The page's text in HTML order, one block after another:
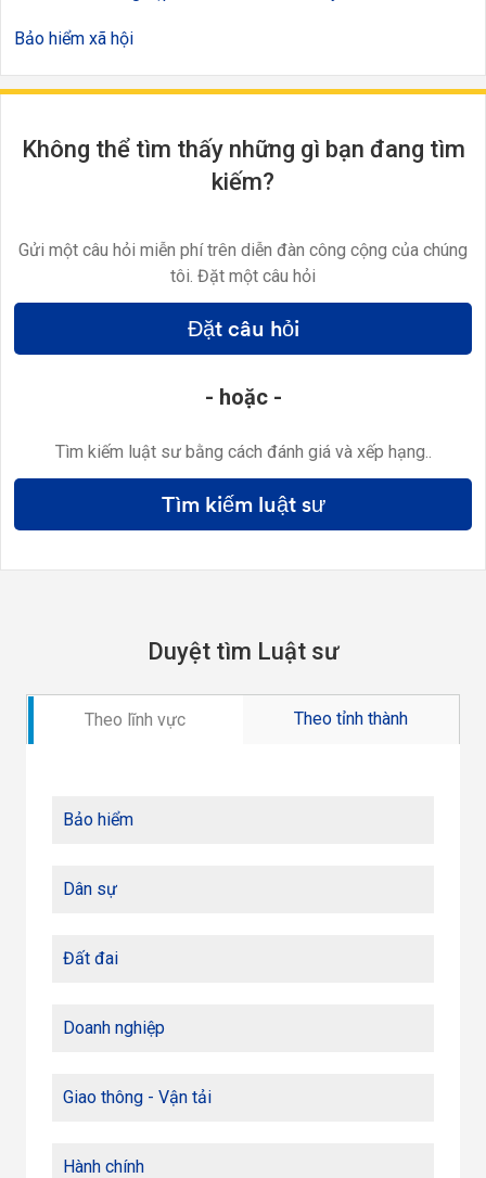
Bảo hiểm xã hội
Không thể tìm thấy những gì bạn đang tìm
kiếm?
Gửi một câu hỏi miễn phí trên diễn đàn công cộng của chúng
tôi. Đặt một câu hỏi
Đặt câu hỏi
- hoặc -
Tìm kiếm luật sư bằng cách đánh giá và xếp hạng..
Tìm kiếm luật sư
Duyệt tìm Luật sư
Theo lĩnh vực Theo tỉnh thành
Bảo hiểm
Dân sự
Đất đai
Doanh nghiệp
Giao thông - Vận tải
Hành chính